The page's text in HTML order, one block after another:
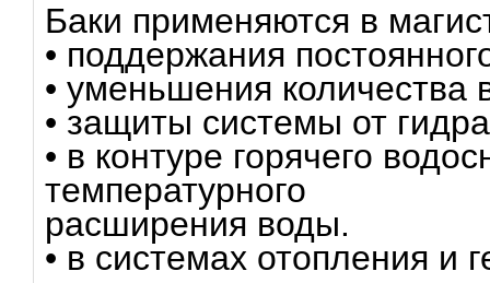
Баки применяются в
• поддержания
• уменьшения
• защиты системы от
• в контуре горячего
температурного
расширения воды.
• в системах отопления и